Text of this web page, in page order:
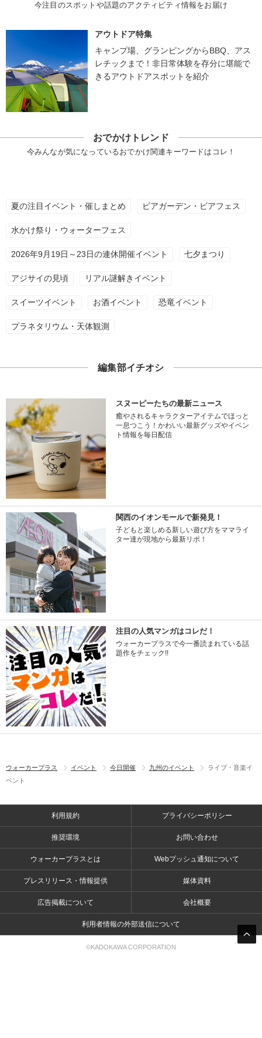
今注目のスポットや話題のアクティビティ情報をお届け
アウトドア特集
キャンプ場、グランピングからBBQ、アス
レチックまで！非日常体験を存分に堪能で
きるアウトドアスポットを紹介
おでかけトレンド
今みんなが気になっているおでかけ関連キーワードはコレ！
夏の注目イベント・催しまとめ ビアガーデン・ビアフェス
水かけ祭り・ウォーターフェス
2026年9月19日～23日の連休開催イベント 七夕まつり
アジサイの見頃 リアル謎解きイベント
スイーツイベント お酒イベント 恐竜イベント
プラネタリウム・天体観測
編集部イチオシ
スヌーピーたちの最新ニュース
癒やされるキャラクターアイテムでほっと
一息つこう！かわいい最新グッズやイベン
ト情報を毎日配信
関西のイオンモールで新発見！
子どもと楽しめる新しい遊び方をママライ
ター達が現地から最新リポ！
注目の人気マンガはコレだ！
ウォーカープラスで今一番読まれている話
題作をチェック!!
ウォーカープラス イベント 今日開催 九州のイベント
ライブ・音楽イ
ベント
利用規約 プライバシーポリシー
推奨環境 お問い合わせ
ウォーカープラスとは Webプッシュ通知について
プレスリリース・情報提供 媒体資料
広告掲載について 会社概要
利用者情報の外部送信について
©KADOKAWA CORPORATION